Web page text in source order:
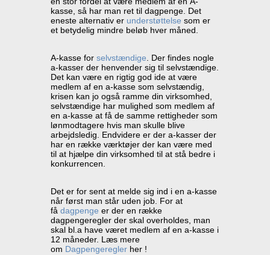
kasse, så har man ret til dagpenge. Det
eneste alternativ er understøttelse som er
et betydelig mindre beløb hver måned.
A-kasse for selvstændige. Der findes nogle
a-kasser der henvender sig til selvstændige.
Det kan være en rigtig god ide at være
medlem af en a-kasse som selvstændig,
krisen kan jo også ramme din virksomhed,
selvstændige har mulighed som medlem af
en a-kasse at få de samme rettigheder som
lønmodtagere hvis man skulle blive
arbejdsledig. Endvidere er der a-kasser der
har en række værktøjer der kan være med
til at hjælpe din virksomhed til at stå bedre i
konkurrencen.
Det er for sent at melde sig ind i en a-kasse
når først man står uden job. For at
få dagpenge er der en række
dagpengeregler der skal overholdes, man
skal bl.a have været medlem af en a-kasse i
12 måneder. Læs mere
om Dagpengeregler her !